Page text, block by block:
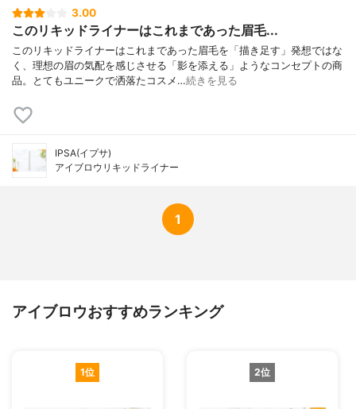
3.00
このリキッドライナーはこれまであった眉毛...
このリキッドライナーはこれまであった眉毛を「描き足す」発想ではな
く、理想の眉の気配を感じさせる「影を添える」ようなコンセプトの商
品。とてもユニークで洒落たコスメ…続きを見る
IPSA(イプサ)
アイブロウリキッドライナー
1
アイブロウおすすめランキング
1位 2位